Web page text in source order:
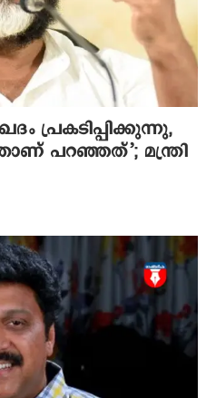
പ്രകടിപ്പിക്കുന്നു,
പറഞ്ഞത്’; മന്ത്രി